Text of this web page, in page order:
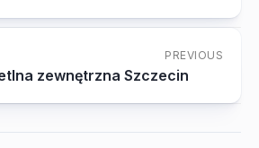
PREVIOUS
zewnętrzna Szczecin